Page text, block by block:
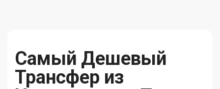
Самый Дешевый
Трансфер из